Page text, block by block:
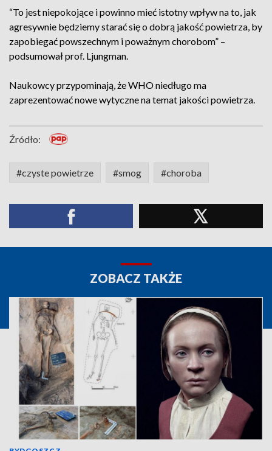
“To jest niepokojące i powinno mieć istotny wpływ na to, jak
agresywnie będziemy starać się o dobrą jakość powietrza, by
zapobiegać powszechnym i poważnym chorobom” –
podsumował prof. Ljungman.
Naukowcy przypominają, że WHO niedługo ma
zaprezentować nowe wytyczne na temat jakości powietrza.
Źródło:
#czyste powietrze #smog #choroba
ZOBACZ TAKŻE